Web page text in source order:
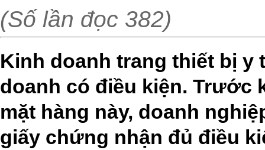
(Số lần đọc 382)
Kinh doanh trang thiết bị y
doanh có điều kiện. Trước
mặt hàng này, doanh
giấy chứng nhận đủ điều